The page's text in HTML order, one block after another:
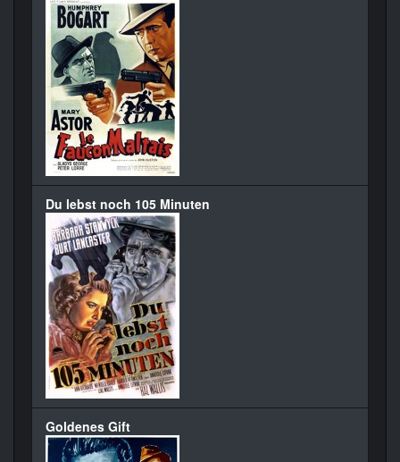
Du lebst noch 105 Minuten
Goldenes Gift